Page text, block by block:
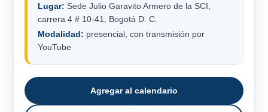
Lugar: Sede Julio Garavito Armero de la SCI,
carrera 4 # 10-41, Bogotá D. C.
Modalidad: presencial, con transmisión por
YouTube
Agregar al calendario